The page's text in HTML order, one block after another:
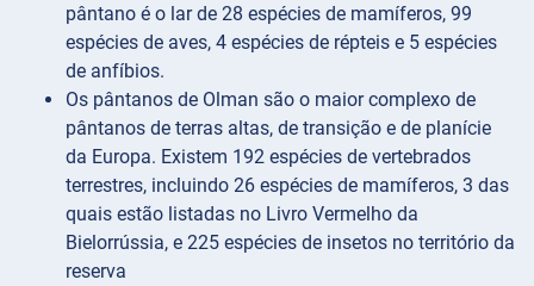
pântano é o lar de 28 espécies de mamíferos, 99
espécies de aves, 4 espécies de répteis e 5 espécies
de anfíbios.
Os pântanos de Olman são o maior complexo de
pântanos de terras altas, de transição e de planície
da Europa. Existem 192 espécies de vertebrados
terrestres, incluindo 26 espécies de mamíferos, 3 das
quais estão listadas no Livro Vermelho da
Bielorrússia, e 225 espécies de insetos no território da
reserva